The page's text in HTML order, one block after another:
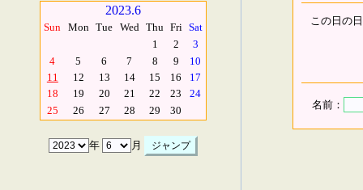
2023.6
Sun Mon Tue Wed Thu Fri Sat
1
2
3
4
5 6 7 8 9
10
11
12 13 14 15 16
17
18
19 20 21 22 23
24
25
26 27 28 29 30
年 月
この日の
名前：